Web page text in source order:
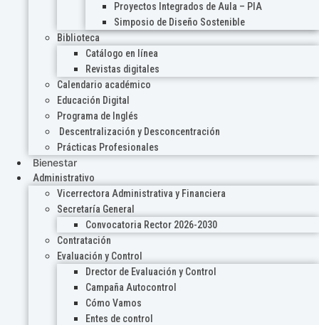
Proyectos Integrados de Aula – PIA
Simposio de Diseño Sostenible
Biblioteca
Catálogo en línea
Revistas digitales
Calendario académico
Educación Digital
Programa de Inglés
Descentralización y Desconcentración
Prácticas Profesionales
Bienestar
Administrativo
Vicerrectora Administrativa y Financiera
Secretaría General
Convocatoria Rector 2026-2030
Contratación
Evaluación y Control
Drector de Evaluación y Control
Campaña Autocontrol
Cómo Vamos
Entes de control